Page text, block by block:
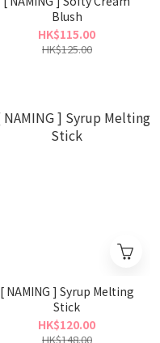
Blush
HK$115.00
HK$125.00
[ NAMING ] Syrup Melting
Stick
HK$120.00
HK$148.00